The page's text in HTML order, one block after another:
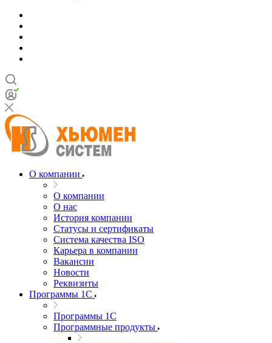
О компании
О компании
О нас
История компании
Статусы и сертификаты
Система качества ISO
Карьера в компании
Вакансии
Новости
Реквизиты
Программы 1С
Программы 1С
Программные продукты